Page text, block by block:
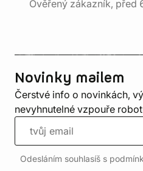
Ověřený zákazník, před
Novinky mailem
Čerstvé info o novinkách,
nevyhnutelné vzpouře
Odesláním souhlasíš s